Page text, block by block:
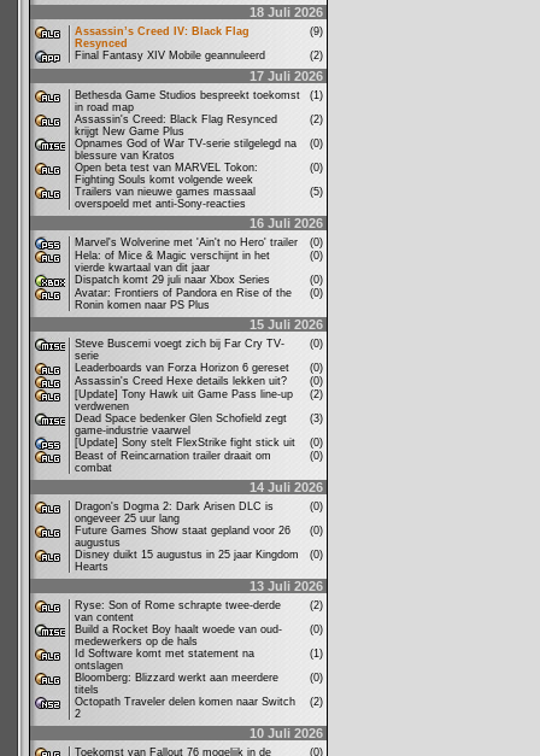
18 Juli 2026
Assassin’s Creed IV: Black Flag
Resynced
(9)
Final Fantasy XIV Mobile geannuleerd
(2)
17 Juli 2026
Bethesda Game Studios bespreekt toekomst
in road map
(1)
Assassin's Creed: Black Flag Resynced
krijgt New Game Plus
(2)
Opnames God of War TV-serie stilgelegd na
blessure van Kratos
(0)
Open beta test van MARVEL Tokon:
Fighting Souls komt volgende week
(0)
Trailers van nieuwe games massaal
overspoeld met anti-Sony-reacties
(5)
16 Juli 2026
Marvel's Wolverine met 'Ain't no Hero' trailer
(0)
Hela: of Mice & Magic verschijnt in het
vierde kwartaal van dit jaar
(0)
Dispatch komt 29 juli naar Xbox Series
(0)
Avatar: Frontiers of Pandora en Rise of the
Ronin komen naar PS Plus
(0)
15 Juli 2026
Steve Buscemi voegt zich bij Far Cry TV-
serie
(0)
Leaderboards van Forza Horizon 6 gereset
(0)
Assassin's Creed Hexe details lekken uit?
(0)
[Update] Tony Hawk uit Game Pass line-up
verdwenen
(2)
Dead Space bedenker Glen Schofield zegt
game-industrie vaarwel
(3)
[Update] Sony stelt FlexStrike fight stick uit
(0)
Beast of Reincarnation trailer draait om
combat
(0)
14 Juli 2026
Dragon's Dogma 2: Dark Arisen DLC is
ongeveer 25 uur lang
(0)
Future Games Show staat gepland voor 26
augustus
(0)
Disney duikt 15 augustus in 25 jaar Kingdom
Hearts
(0)
13 Juli 2026
Ryse: Son of Rome schrapte twee-derde
van content
(2)
Build a Rocket Boy haalt woede van oud-
medewerkers op de hals
(0)
Id Software komt met statement na
ontslagen
(1)
Bloomberg: Blizzard werkt aan meerdere
titels
(0)
Octopath Traveler delen komen naar Switch
2
(2)
10 Juli 2026
Toekomst van Fallout 76 mogelijk in de (0)